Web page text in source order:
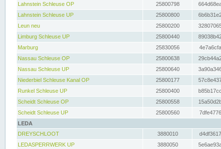
Lahnstein Schleuse OP
25800798
Lahnstein Schleuse UP
25800800
Leun neu
25800200
Limburg Schleuse UP
25800440
Marburg
25830056
Nassau Schleuse OP
25800638
Nassau Schleuse UP
25800640
Niederbiel Schleuse Kanal OP
25800177
Runkel Schleuse UP
25800400
Scheidt Schleuse OP
25800558
Scheidt Schleuse UP
25800560
LEDA
DREYSCHLOOT
3880010
LEDASPERRWERK UP
3880050